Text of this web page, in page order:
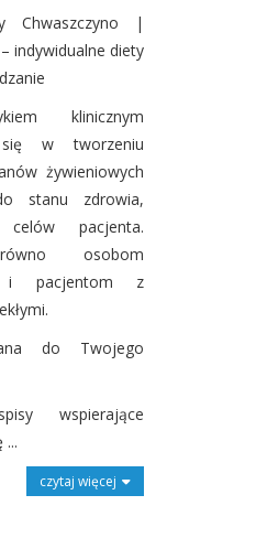
Chwaszczyno |
indywidualne diety
klinicznym
się w tworzeniu
żywieniowych
stanu zdrowia,
pacjenta.
osobom
i pacjentom z
do Twojego
wspierające
...
czytaj więcej